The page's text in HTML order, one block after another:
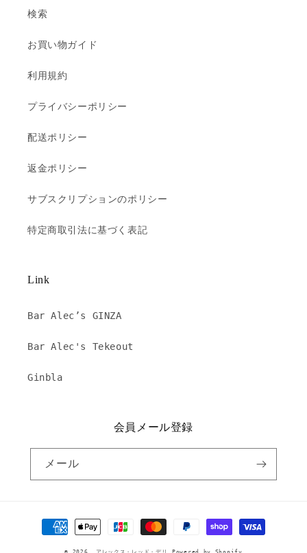
検索
お買い物ガイド
利用規約
プライバシーポリシー
配送ポリシー
返金ポリシー
サブスクリプションのポリシー
特定商取引法に基づく表記
Link
Bar Alec’s GINZA
Bar Alec's Tekeout
Ginbla
会員メール登録
メール
決
済
© 2026, アレックス・レッド・デリ Powered by Shopify